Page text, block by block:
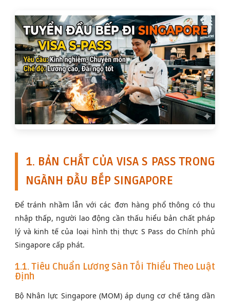
1. BẢN CHẤT CỦA VISA S PASS TRONG
NGÀNH ĐẦU BẾP SINGAPORE
Để tránh nhầm lẫn với các đơn hàng phổ thông có thu
nhập thấp, người lao động cần thấu hiểu bản chất pháp
lý và kinh tế của loại hình thị thực S Pass do Chính phủ
Singapore cấp phát.
1.1. Tiêu Chuẩn Lương Sàn Tối Thiểu Theo Luật
Định
Bộ Nhân lực Singapore (MOM) áp dụng cơ chế tăng dần